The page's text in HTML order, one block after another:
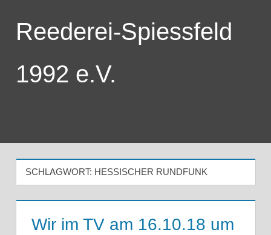
Inhalt
springenReederei-Spiessfeld
1992 e.V.
SCHLAGWORT: HESSISCHER RUNDFUNK
Wir im TV am 16.10.18 um